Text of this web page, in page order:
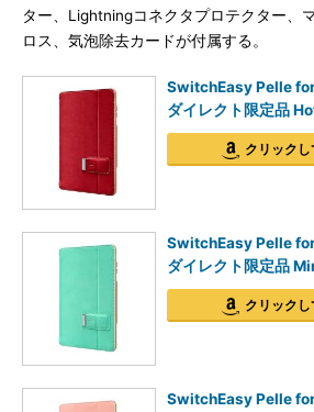
ター、Lightningコネクタプロテクター、
ロス、気泡除去カードが付属する。
SwitchEasy Pelle
ダイレクト限定品
クリック
SwitchEasy Pelle
ダイレクト限定品
クリック
SwitchEasy Pelle